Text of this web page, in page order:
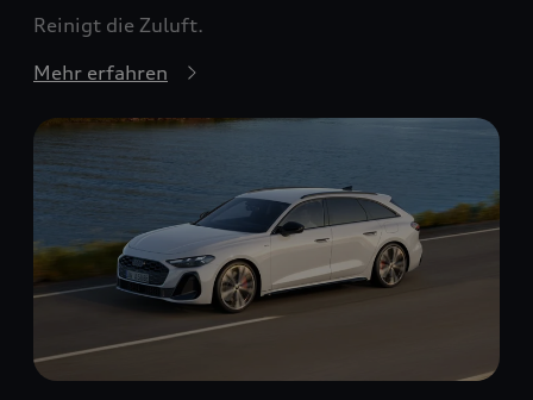
Reinigt die Zuluft.
Mehr erfahren